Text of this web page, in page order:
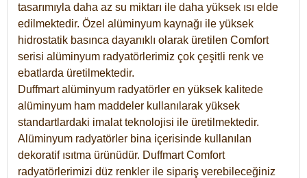
tasarımıyla daha az su miktarı ile daha yüksek ısı elde
edilmektedir. Özel alüminyum kaynağı ile yüksek
hidrostatik basınca dayanıklı olarak üretilen Comfort
serisi alüminyum radyatörlerimiz çok çeşitli renk ve
ebatlarda üretilmektedir.
Duffmart alüminyum radyatörler en yüksek kalitede
alüminyum ham maddeler kullanılarak yüksek
standartlardaki imalat teknolojisi ile üretilmektedir.
Alüminyum radyatörler bina içerisinde kullanılan
dekoratif ısıtma ürünüdür. Duffmart Comfort
radyatörlerimizi düz renkler ile sipariş verebileceğiniz